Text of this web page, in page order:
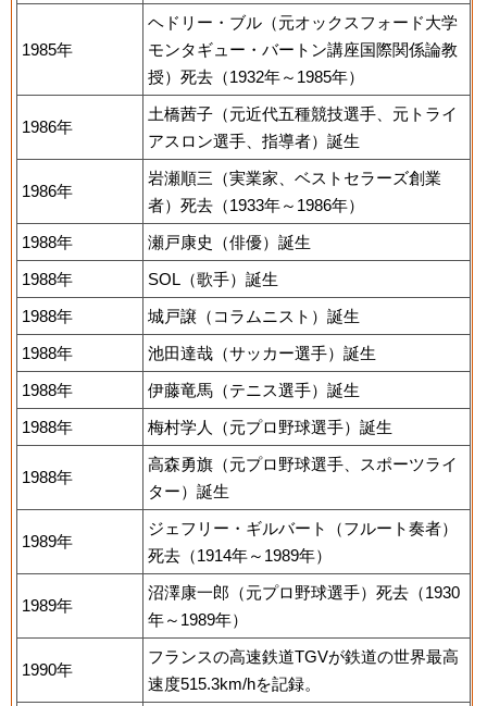
1985年
ヘドリー・ブル（元オックスフォード大学
モンタギュー・バートン講座国際関係論教
授）死去（1932年～1985年）
1986年
土橋茜子（元近代五種競技選手、元トライ
アスロン選手、指導者）誕生
1986年
岩瀬順三（実業家、ベストセラーズ創業
者）死去（1933年～1986年）
1988年
瀬戸康史（俳優）誕生
1988年
SOL（歌手）誕生
1988年
城戸譲（コラムニスト）誕生
1988年
池田達哉（サッカー選手）誕生
1988年
伊藤竜馬（テニス選手）誕生
1988年
梅村学人（元プロ野球選手）誕生
1988年
高森勇旗（元プロ野球選手、スポーツライ
ター）誕生
1989年
ジェフリー・ギルバート（フルート奏者）
死去（1914年～1989年）
1989年
沼澤康一郎（元プロ野球選手）死去（1930
年～1989年）
1990年
フランスの高速鉄道TGVが鉄道の世界最高
速度515.3km/hを記録。